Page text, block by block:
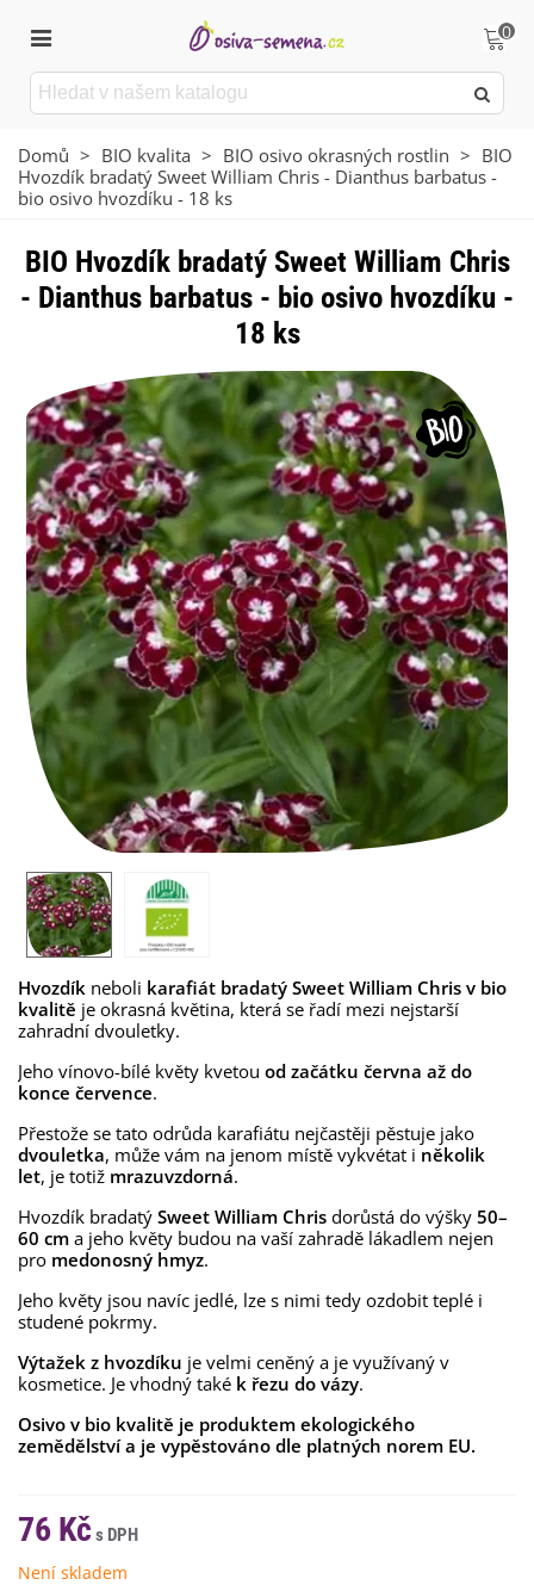
0
Domů > BIO kvalita > BIO osivo okrasných rostlin > BIO
Hvozdík bradatý Sweet William Chris - Dianthus barbatus -
bio osivo hvozdíku - 18 ks
BIO Hvozdík bradatý Sweet William Chris
- Dianthus barbatus - bio osivo hvozdíku -
18 ks
Hvozdík neboli karafiát bradatý Sweet William Chris v bio
kvalitě je okrasná květina, která se řadí mezi nejstarší
zahradní dvouletky.
Jeho vínovo-bílé květy kvetou od začátku června až do
konce července.
Přestože se tato odrůda karafiátu nejčastěji pěstuje jako
dvouletka, může vám na jenom místě vykvétat i několik
let, je totiž mrazuvzdorná.
Hvozdík bradatý Sweet William Chris dorůstá do výšky 50–
60 cm a jeho květy budou na vaší zahradě lákadlem nejen
pro medonosný hmyz.
Jeho květy jsou navíc jedlé, lze s nimi tedy ozdobit teplé i
studené pokrmy.
Výtažek z hvozdíku je velmi ceněný a je využívaný v
kosmetice. Je vhodný také k řezu do vázy.
Osivo v bio kvalitě je produktem ekologického
zemědělství a je vypěstováno dle platných norem EU.
76 Kč
Není skladem